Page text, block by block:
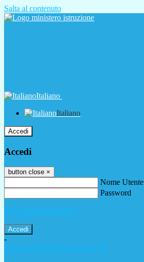
Salta al contenuto
Italiano
Italiano
Accedi
Accedi
button close ×
Nome Utente
Password
Password dimenticata?
-
Entra con SPID
Entra con CIE